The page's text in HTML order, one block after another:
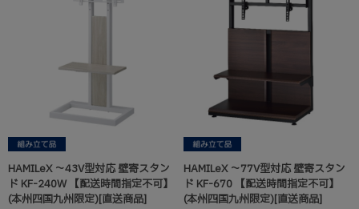
HAMILeX ～43V型対応 壁寄スタン
ド KF-240W 【配送時間指定不可】
(本州四国九州限定)[直送商品]
HAMILeX ～77V型対応 壁寄スタン
ド KF-670 【配送時間指定不可】
(本州四国九州限定)[直送商品]